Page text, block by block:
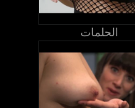
الحلمات